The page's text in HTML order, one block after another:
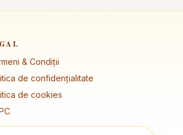
& Condiții
de confidențialitate
de cookies